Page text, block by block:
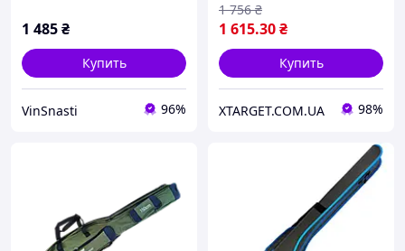
1 485₴
Купить
VinSnasti 96%
1 615.30₴
1 756 ₴
Купить
XTARGET.COM.UA 98%